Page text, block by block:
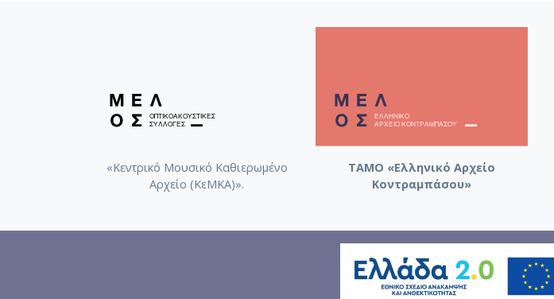
«Κεντρικό Μουσικό Καθιερωμένο
Αρχείο (ΚεΜΚΑ)».
ΤΑΜΟ «Ελληνικό Αρχείο
Κοντραμπάσου»